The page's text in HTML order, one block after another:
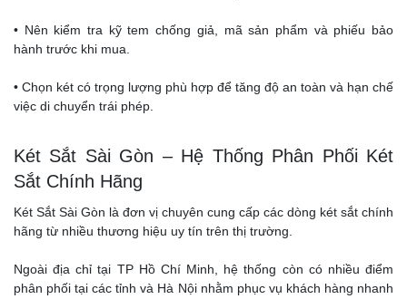
• Nên kiểm tra kỹ tem chống giả, mã sản phẩm và phiếu bảo
hành trước khi mua.
• Chọn két có trọng lượng phù hợp để tăng độ an toàn và hạn chế
việc di chuyển trái phép.
Két Sắt Sài Gòn – Hệ Thống Phân Phối Két
Sắt Chính Hãng
Két Sắt Sài Gòn là đơn vị chuyên cung cấp các dòng két sắt chính
hãng từ nhiều thương hiệu uy tín trên thị trường.
Ngoài địa chỉ tại TP Hồ Chí Minh, hệ thống còn có nhiều điểm
phân phối tại các tỉnh và Hà Nội nhằm phục vụ khách hàng nhanh